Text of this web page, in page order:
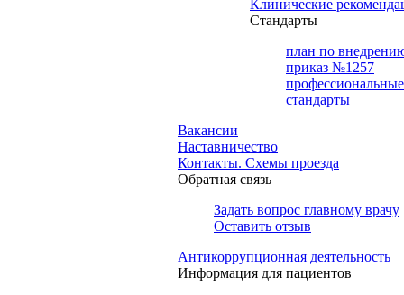
Клинические
Cтандарты
план по
приказ №1257
профессиональные
стандарты
Вакансии
Наставничество
Контакты. Схемы проезда
Обратная связь
Задать вопрос главному врачу
Оставить отзыв
Антикоррупционная деятельность
Информация для пациентов